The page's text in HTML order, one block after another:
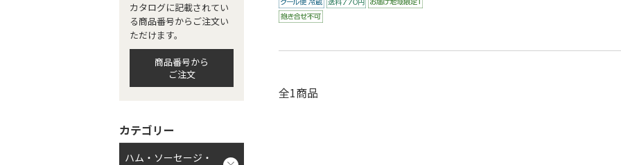
全1商品
カタログに記載されてい
る商品番号からご注文い
ただけます。
商品番号から
ご注文
カテゴリー
ハム・ソーセージ・